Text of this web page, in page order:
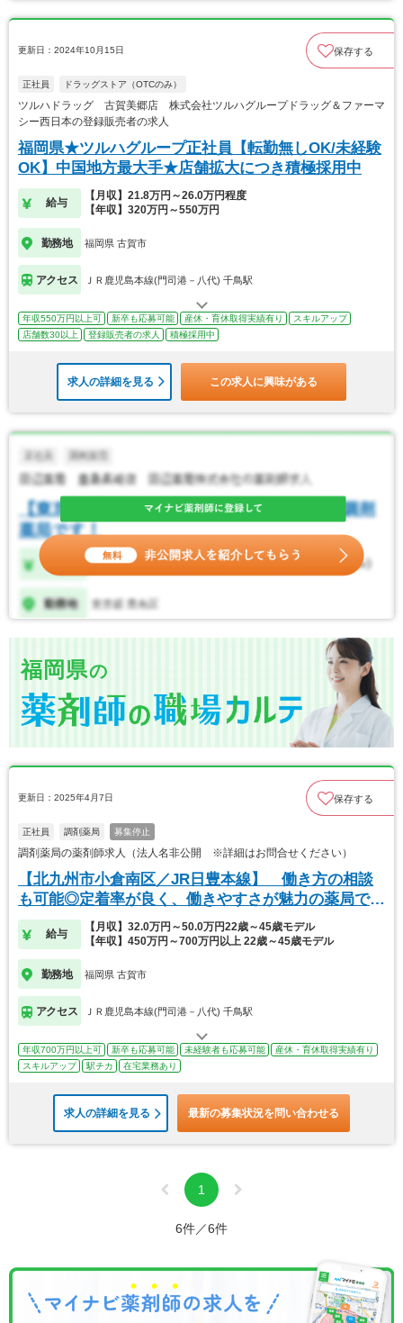
更新日：2024年10月15日 保存する
正社員 ドラッグストア（OTCのみ）
ツルハドラッグ 古賀美郷店 株式会社ツルハグループドラッグ＆ファーマ
シー西日本の登録販売者の求人
福岡県★ツルハグループ正社員【転勤無しOK/未経験
OK】中国地方最大手★店舗拡大につき積極採用中
給与
【月収】21.8万円～26.0万円程度
【年収】320万円～550万円
勤務地 福岡県 古賀市
アクセス ＪＲ鹿児島本線(門司港－八代) 千鳥駅
年収550万円以上可 新卒も応募可能 産休・育休取得実績有り
スキルアップ
店舗数30以上
登録販売者の求人 積極採用中
求人の詳細を見る この求人に興味がある
福岡県の
更新日：2025年4月7日 保存する
正社員 調剤薬局 募集停止
調剤薬局の薬剤師求人（法人名非公開 ※詳細はお問合せください）
【北九州市小倉南区／JR日豊本線】 働き方の相談
も可能◎定着率が良く、働きやすさが魅力の薬局で
す！
給与
【月収】32.0万円～50.0万円22歳～45歳モデル
【年収】450万円～700万円以上 22歳～45歳モデル
勤務地 福岡県 古賀市
アクセス ＪＲ鹿児島本線(門司港－八代) 千鳥駅
年収700万円以上可 新卒も応募可能 未経験者も応募可能
産休・育休取得実績有り
スキルアップ
駅チカ 在宅業務あり
求人の詳細を見る 最新の募集状況を問い合わせる
1
6件／6件